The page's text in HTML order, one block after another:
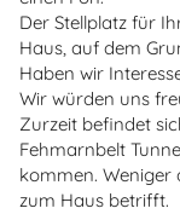
Der Stellplatz für
Haus, auf dem
Haben wir
Wir würden uns
Zurzeit befindet
Fehmarnbelt
kommen.
zum Haus betrifft.